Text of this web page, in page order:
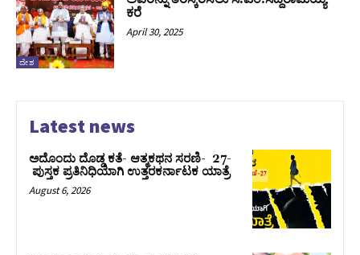
ದೇಶ
ಕರೆ
April 30, 2025
Latest news
ಅದೊಂದು ದೊಡ್ಡ ಕತೆ- ಆತ್ಮಕಥನ ಸರಣಿ- 27-
ಪುಸ್ತಕ ಪ್ರತಿನಿಧಿಯಾಗಿ ಉತ್ತರಕರ್ನಾಟಕ ಯಾತ್ರೆ
August 6, 2026